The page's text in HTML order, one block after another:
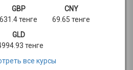
GBP
631.4 тенге
CNY
69.65 тенге
GLD
тенге
все курсы